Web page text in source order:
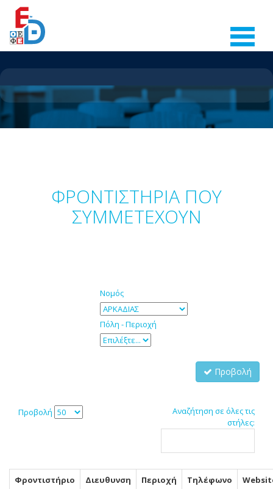
ΑΡΧΕΙΟ ΘΕΜΑΤΩΝ
ΦΡΟΝΤΙΣΤΗΡΙΑ ΠΟΥ
ΣΥΜΜΕΤΕΧΟΥΝ
Νομός
Πόλη - Περιοχή
Προβολή
Προβολή
Αναζήτηση σε όλες τις
στήλες:
Φροντιστήριο Διευθυνση Περιοχή Τηλέφωνο